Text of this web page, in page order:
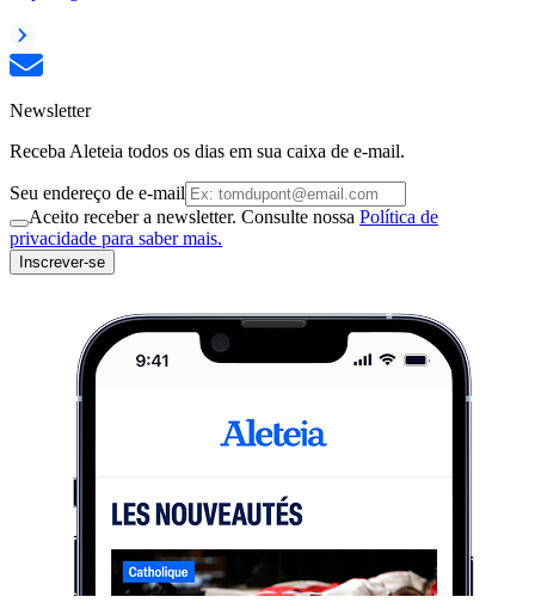
Newsletter
Receba Aleteia todos os dias em sua caixa de e-mail.
Seu endereço de e-mail
Aceito receber a newsletter. Consulte nossa Política de
privacidade para saber mais.
Inscrever-se